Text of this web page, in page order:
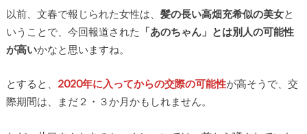
以前、文春で報じられた女性は、 髪の長い高畑充希似の美女と
いうことで、今回報道された
「あのちゃん」とは別人の可能性
が高いかなと思いますね。
とすると、 2020年に入ってからの交際の可能性が高そうで、交
際期間は、まだ２・３か月かもしれません。